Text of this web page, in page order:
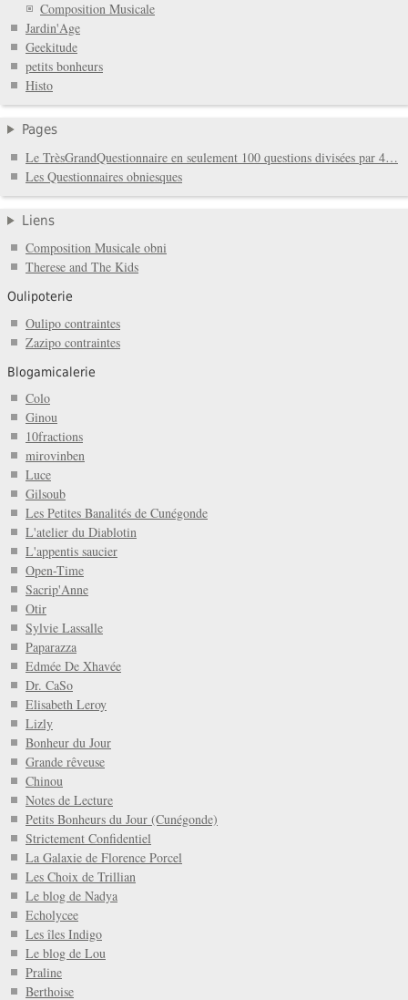
Composition Musicale
Jardin'Age
Geekitude
petits bonheurs
Histo
Pages
Le TrèsGrandQuestionnaire en seulement 100 questions divisées par 4…
Les Questionnaires obniesques
Liens
Composition Musicale obni
Therese and The Kids
Oulipoterie
Oulipo contraintes
Zazipo contraintes
Blogamicalerie
Colo
Ginou
10fractions
mirovinben
Luce
Gilsoub
Les Petites Banalités de Cunégonde
L'atelier du Diablotin
L'appentis saucier
Open-Time
Sacrip'Anne
Otir
Sylvie Lassalle
Paparazza
Edmée De Xhavée
Dr. CaSo
Elisabeth Leroy
Lizly
Bonheur du Jour
Grande rêveuse
Chinou
Notes de Lecture
Petits Bonheurs du Jour (Cunégonde)
Strictement Confidentiel
La Galaxie de Florence Porcel
Les Choix de Trillian
Le blog de Nadya
Echolycee
Les îles Indigo
Le blog de Lou
Praline
Berthoise